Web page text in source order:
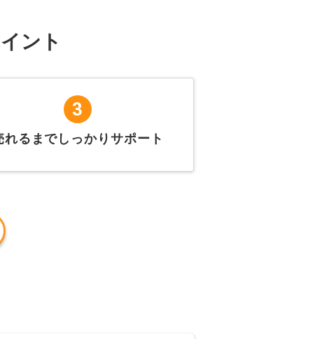
ント
3
れるまでしっかりサポート